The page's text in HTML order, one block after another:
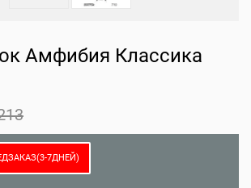
Амфибия Классика
7ДНЕЙ)